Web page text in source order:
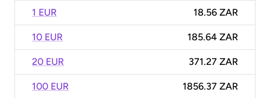
1 EUR 18.56 ZAR
10 EUR 185.64 ZAR
20 EUR 371.27 ZAR
100 EUR 1856.37 ZAR